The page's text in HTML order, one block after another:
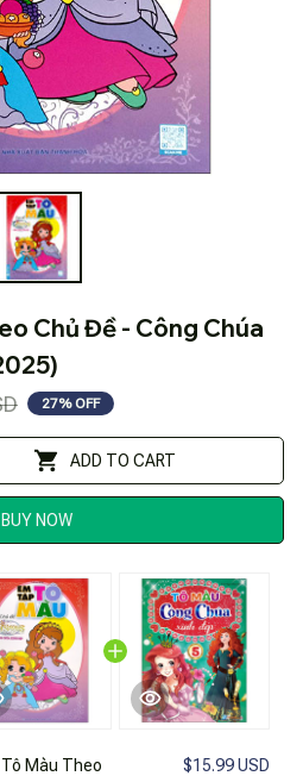
Chủ Đề - Công Chúa
27% OFF
ADD TO CART
BUY NOW
Tô Màu Theo
$15.99 USD